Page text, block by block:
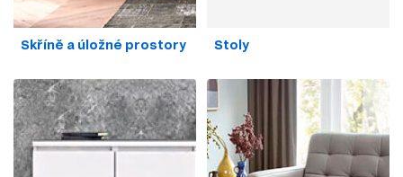
Skříně a úložné prostory Stoly